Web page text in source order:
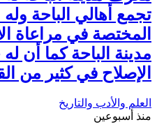
تجمع أهالي الباحة
المختصة في مراعاة
مدينة الباحة كما أن
الإصلاح في كثير من
العلم والأدب والتاريخ
منذ أسبوعين